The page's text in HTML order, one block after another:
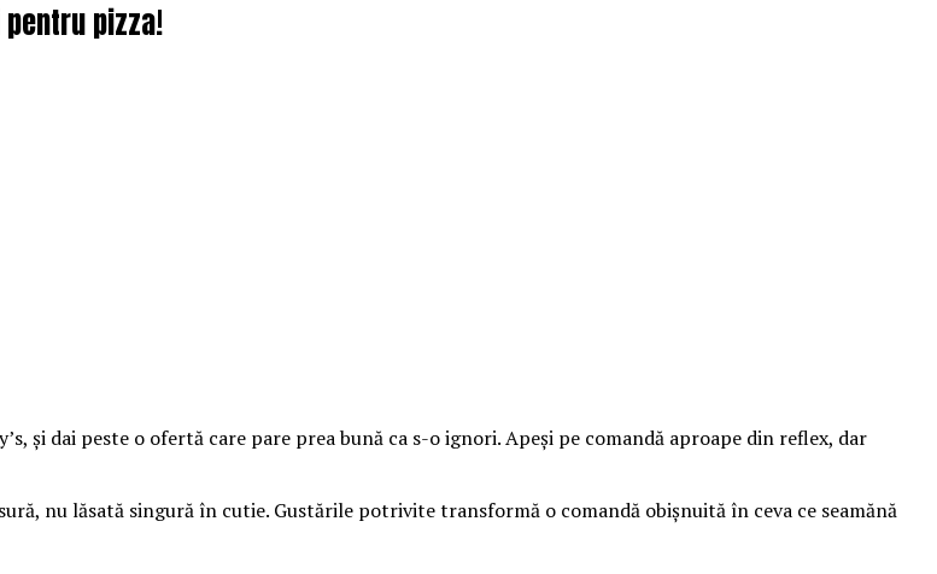
pizza!
și dai peste o ofertă care pare prea bună ca s-o ignori. Apeși pe comandă aproape din reflex, dar
nu lăsată singură în cutie. Gustările potrivite transformă o comandă obișnuită în ceva ce seamănă